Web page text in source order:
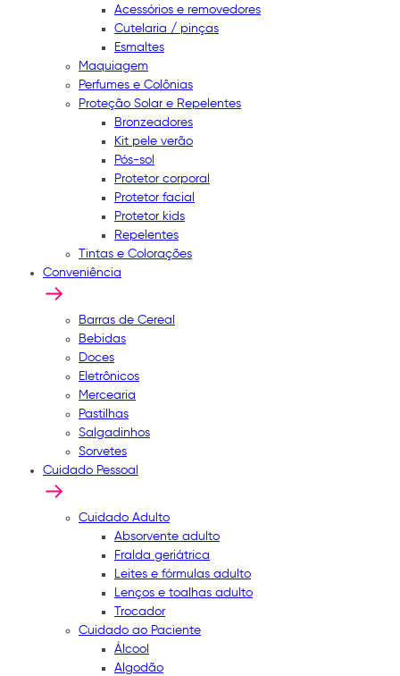
Acessórios e removedores
Cutelaria / pinças
Esmaltes
Maquiagem
Perfumes e Colônias
Proteção Solar e Repelentes
Bronzeadores
Kit pele verão
Pós-sol
Protetor corporal
Protetor facial
Protetor kids
Repelentes
Tintas e Colorações
Conveniência
Barras de Cereal
Bebidas
Doces
Eletrônicos
Mercearia
Pastilhas
Salgadinhos
Sorvetes
Cuidado Pessoal
Cuidado Adulto
Absorvente adulto
Fralda geriátrica
Leites e fórmulas adulto
Lenços e toalhas adulto
Trocador
Cuidado ao Paciente
Álcool
Algodão